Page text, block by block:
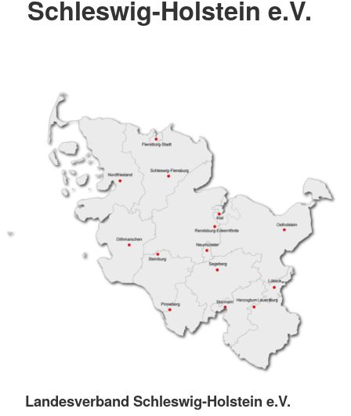
Schleswig-Holstein e.V.
Landesverband Schleswig-Holstein e.V.